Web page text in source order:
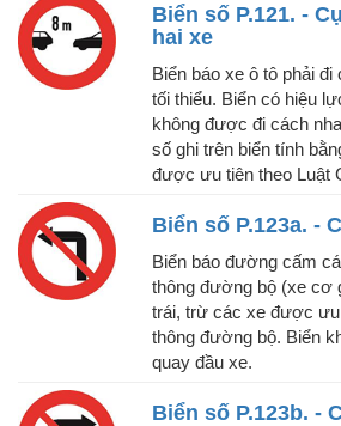
Biển số P.121. -
hai xe
Biển báo xe ô tô phải
tối thiểu. Biển có hiệu
không được đi cách
số ghi trên biển tính
được ưu tiên theo Luật
Biển số P.123a. -
Biển báo đường cấm
thông đường bộ (xe cơ
trái, trừ các xe được ưu
thông đường bộ. Biển
quay đầu xe.
Biển số P.123b. -